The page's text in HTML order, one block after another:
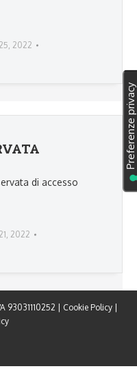
2022
di accesso
2022
93031110252 | Cookie Policy